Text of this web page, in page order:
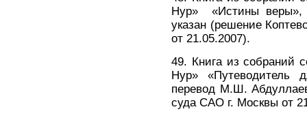
Нур» «Истины веры»,
указан (решение
от 21.05.2007).
49. Книга из собраний
Нур» «Путеводитель
перевод М.Ш.
суда САО г. Москвы от